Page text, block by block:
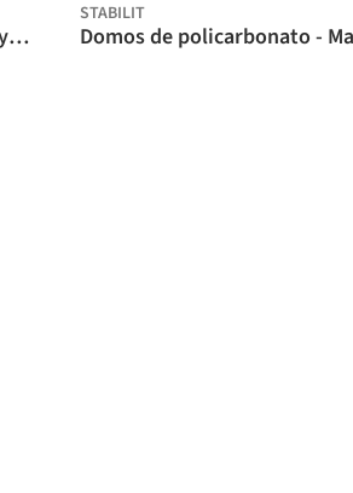
Lámina para iluminación natural - Polylit 8 / Stabilit
STABILIT